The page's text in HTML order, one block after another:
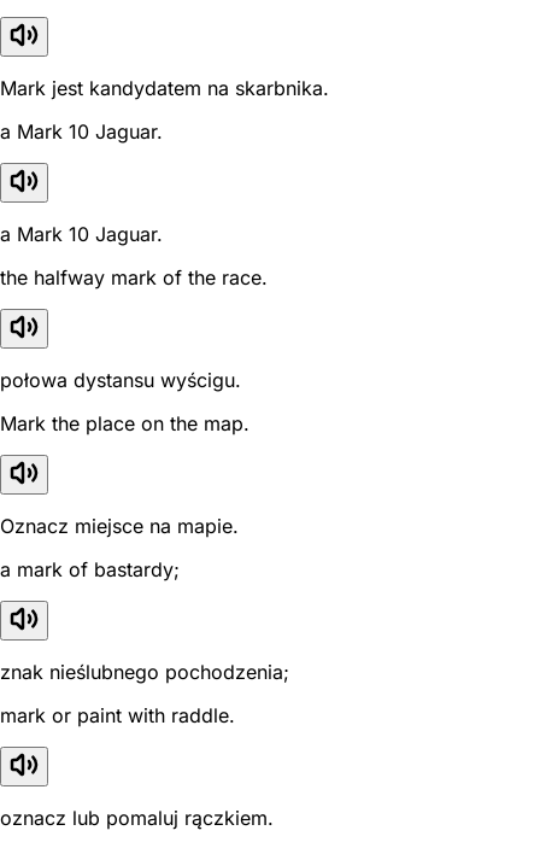
Mark jest kandydatem na skarbnika.
a Mark 10 Jaguar.
a Mark 10 Jaguar.
the halfway mark of the race.
połowa dystansu wyścigu.
Mark the place on the map.
Oznacz miejsce na mapie.
a mark of bastardy;
znak nieślubnego pochodzenia;
mark or paint with raddle.
oznacz lub pomaluj rączkiem.